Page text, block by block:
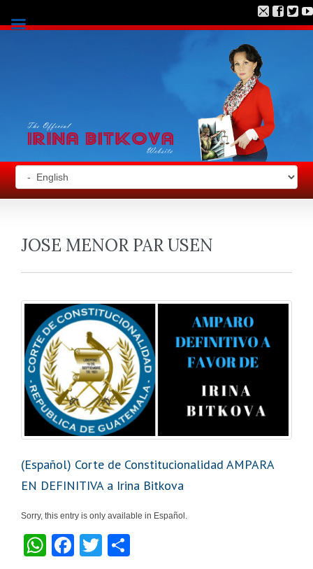
JOSE MENOR PAR USEN
(Español) Corte de Constitucionalidad AMPARA
EN DEFINITIVA a Irina Bitkova
Sorry, this entry is only available in Español.
W
F
T